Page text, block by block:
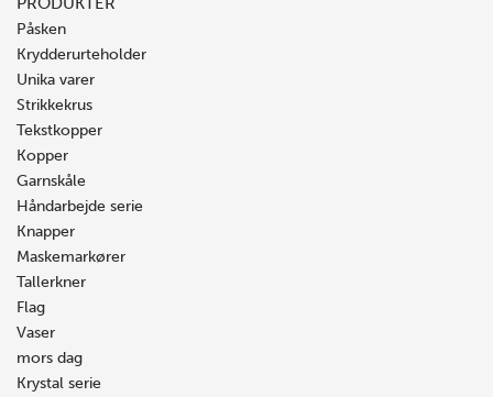
Påsken
Krydderurteholder
Unika varer
Strikkekrus
Tekstkopper
Kopper
Garnskåle
Håndarbejde serie
Knapper
Maskemarkører
Tallerkner
Flag
Vaser
mors dag
Krystal serie